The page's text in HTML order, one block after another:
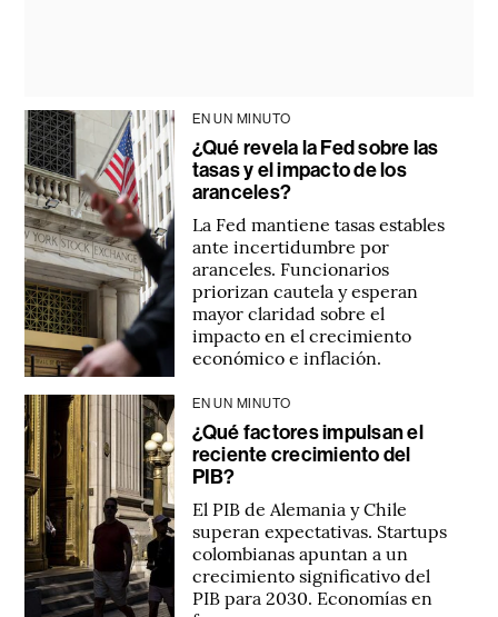
EN UN MINUTO
¿Qué revela la Fed sobre las
tasas y el impacto de los
aranceles?
La Fed mantiene tasas estables
ante incertidumbre por
aranceles. Funcionarios
priorizan cautela y esperan
mayor claridad sobre el
impacto en el crecimiento
económico e inflación.
EN UN MINUTO
¿Qué factores impulsan el
reciente crecimiento del
PIB?
El PIB de Alemania y Chile
superan expectativas. Startups
colombianas apuntan a un
crecimiento significativo del
PIB para 2030. Economías en